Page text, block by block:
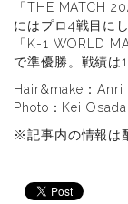
「THE MATCH
にはプロ4戦目に
「K-1 WORLD
で準優勝。戦績は
Hair&make：
Photo：Kei Osada
※記事内の情報は